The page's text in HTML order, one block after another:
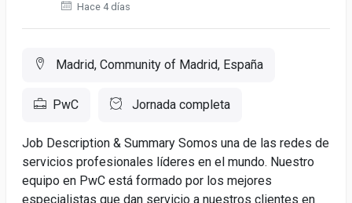
Hace 4 días
Madrid, Community of Madrid, España
PwC Jornada completa
Job Description & Summary Somos una de las redes de
servicios profesionales líderes en el mundo. Nuestro
equipo en PwC está formado por los mejores
especialistas que dan servicio a nuestros clientes en